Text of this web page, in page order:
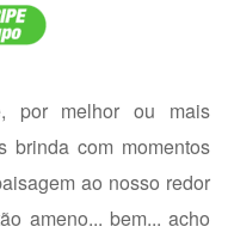
por melhor ou mais
brinda com momentos
ao nosso redor
ameno... bem... acho